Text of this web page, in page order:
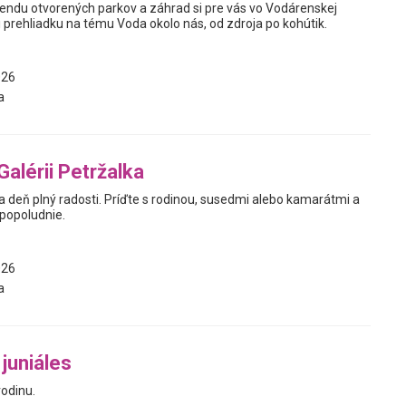
otvorených parkov a záhrad si pre vás vo Vodárenskej
na tému Voda okolo nás, od zdroja po kohútik.
Petržalka
deň plný radosti. Príďte s rodinou, susedmi alebo kamarátmi a